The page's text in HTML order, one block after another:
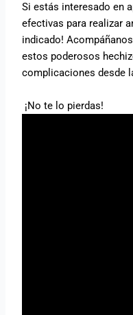
Si estás interesado en
efectivas para realizar
indicado!
estos poderosos
complicaciones desde
¡No te lo pierdas!